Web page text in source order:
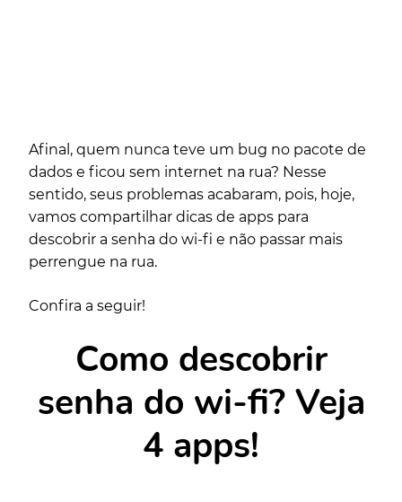
Afinal, quem nunca teve um bug no pacote de
dados e ficou sem internet na rua? Nesse
sentido, seus problemas acabaram, pois, hoje,
vamos compartilhar dicas de apps para
descobrir a senha do wi-fi e não passar mais
perrengue na rua.
Confira a seguir!
Como descobrir
senha do wi-fi? Veja
4 apps!